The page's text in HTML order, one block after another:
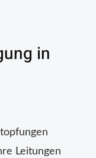
in
Leitungen